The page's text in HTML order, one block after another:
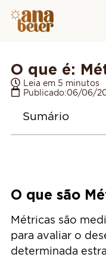
O que é:
Leia em 5 minutos
Publicado:06/06/
Sumário
O que são
Métricas são
para avaliar o
determinada